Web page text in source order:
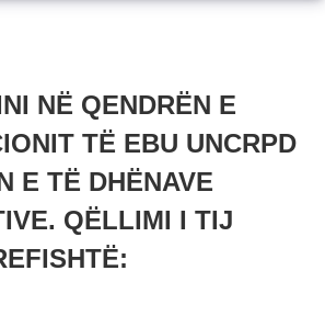
NË QENDRËN E
TË EBU UNCRPD
E TË DHËNAVE
QËLLIMI I TIJ